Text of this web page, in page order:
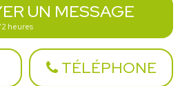
UN MESSAGE
heures
TÉLÉPHONE